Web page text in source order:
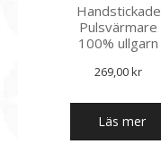
Handstickade
Pulsvärmare
100% ullgarn
269,00kr
Läs mer